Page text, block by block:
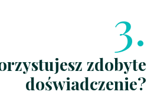
3.
zdobyte
doświadczenie?